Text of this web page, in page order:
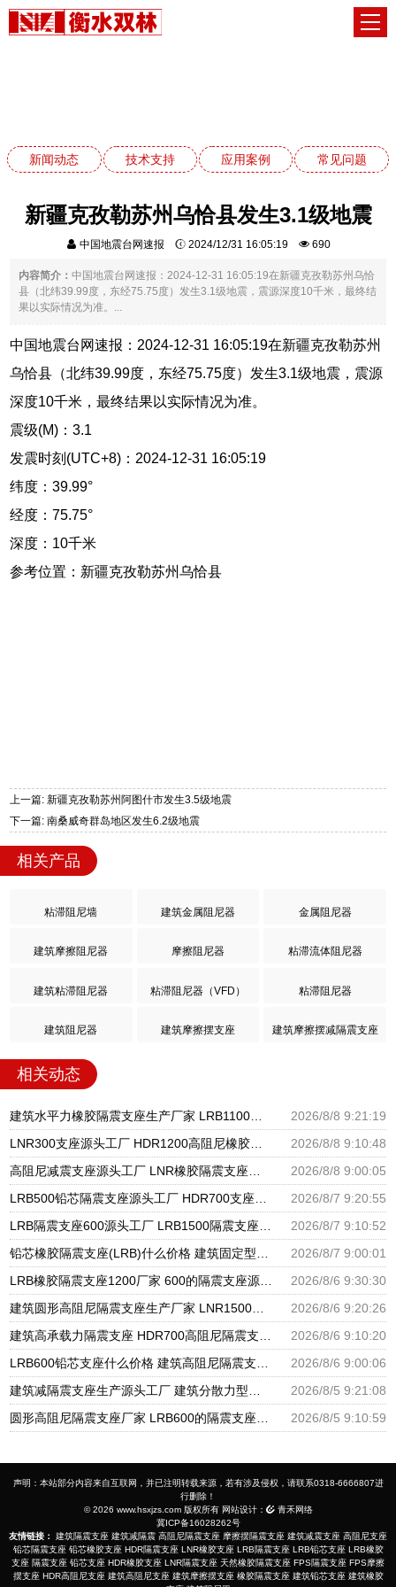
新闻动态 技术支持 应用案例 常见问题
新疆克孜勒苏州乌恰县发生3.1级地震
中国地震台网速报 2024/12/31 16:05:19 690
内容简介：中国地震台网速报：2024-12-31 16:05:19在新疆克孜勒苏州乌恰
县（北纬39.99度，东经75.75度）发生3.1级地震，震源深度10千米，最终结
果以实际情况为准。...
中国地震台网速报：2024-12-31 16:05:19在新疆克孜勒苏州
乌恰县（北纬39.99度，东经75.75度）发生3.1级地震，震源
深度10千米，最终结果以实际情况为准。
震级(M)：3.1
发震时刻(UTC+8)：2024-12-31 16:05:19
纬度：39.99°
经度：75.75°
深度：10千米
参考位置：新疆克孜勒苏州乌恰县
上一篇: 新疆克孜勒苏州阿图什市发生3.5级地震
下一篇: 南桑威奇群岛地区发生6.2级地震
相关产品
粘滞阻尼墙 建筑金属阻尼器 金属阻尼器
建筑摩擦阻尼器 摩擦阻尼器 粘滞流体阻尼器
建筑粘滞阻尼器 粘滞阻尼器（VFD） 粘滞阻尼器
建筑阻尼器 建筑摩擦摆支座 建筑摩擦摆减隔震支座
相关动态
建筑水平力橡胶隔震支座生产厂家 LRB1100铅芯支座生产厂家 隔震支座低价
2026/8/8 9:21:19
LNR300支座源头工厂 HDR1200高阻尼橡胶隔震支座 建筑橡胶隔震支座LNRD420源头工厂
2026/8/8 9:10:48
高阻尼减震支座源头工厂 LNR橡胶隔震支座源头工厂 LRB隔震支座1100厂家
2026/8/8 9:00:05
LRB500铅芯隔震支座源头工厂 HDR700支座生产厂家 LRB1000隔震支座
2026/8/7 9:20:55
LRB隔震支座600源头工厂 LRB1500隔震支座厂家 II型LRB铅芯橡胶隔震支座生产厂家
2026/8/7 9:10:52
铅芯橡胶隔震支座(LRB)什么价格 建筑固定型抗震支座 减振隔震支座厂家
2026/8/7 9:00:01
LRB橡胶隔震支座1200厂家 600的隔震支座源头工厂 隔震抗震支座生产厂家
2026/8/6 9:30:30
建筑圆形高阻尼隔震支座生产厂家 LNR1500天然橡胶隔震支座 隔震支座哪家高
2026/8/6 9:20:26
建筑高承载力隔震支座 HDR700高阻尼隔震支座厂家 高阻泥橡胶隔震支座
2026/8/6 9:10:20
LRB600铅芯支座什么价格 建筑高阻尼隔震支座生产厂家 LNR1000天然隔震支座
2026/8/6 9:00:06
建筑减隔震支座生产源头工厂 建筑分散力型隔震支座源头工厂 LNR1000天然橡胶隔震支座多少钱
2026/8/5 9:21:08
圆形高阻尼隔震支座厂家 LRB600的隔震支座源头工厂 隔震减震隔震支座源头工厂
2026/8/5 9:10:59
声明：本站部分内容来自互联网，并已注明转载来源，若有涉及侵权，请联系0318-6666807进
行删除！
© 2026 www.hsxjzs.com 版权所有 网站设计：
青禾网络
冀ICP备16028262号
友情链接：
建筑隔震支座 建筑减隔震 高阻尼隔震支座 摩擦摆隔震支座 建筑减震支座 高阻尼支座
铅芯隔震支座 铅芯橡胶支座 HDR隔震支座 LNR橡胶支座 LRB隔震支座 LRB铅芯支座 LRB橡胶
支座 隔震支座 铅芯支座 HDR橡胶支座 LNR隔震支座 天然橡胶隔震支座 FPS隔震支座 FPS摩擦
摆支座 HDR高阻尼支座 建筑高阻尼支座 建筑摩擦摆支座 橡胶隔震支座 建筑铅芯支座 建筑橡胶